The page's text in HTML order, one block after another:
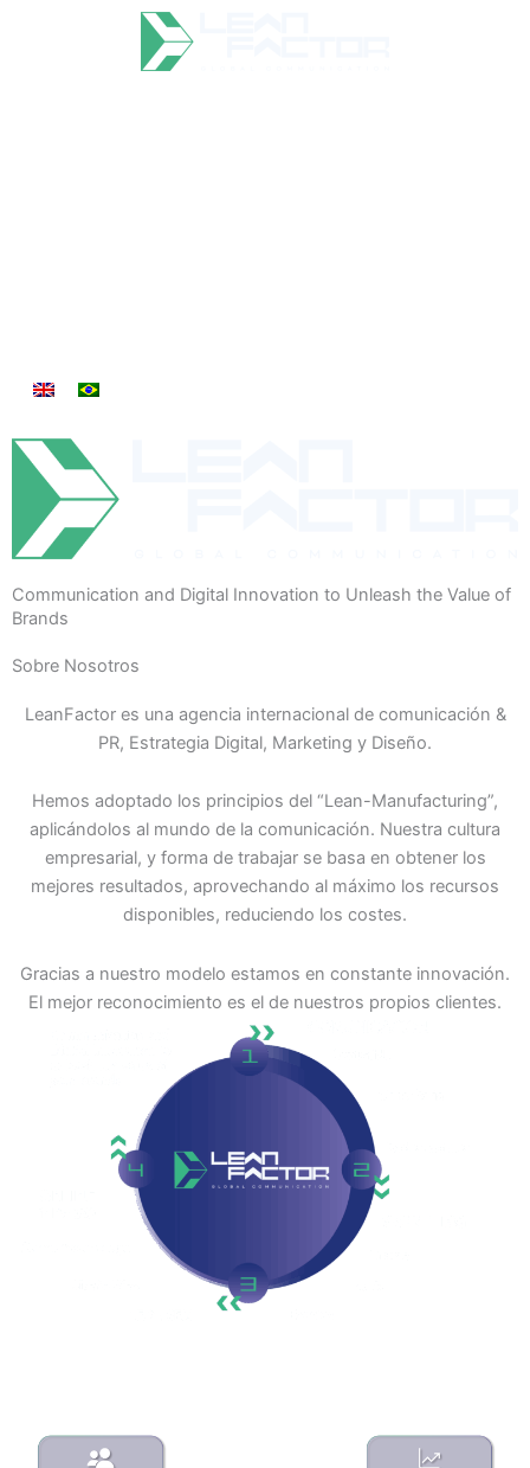
Communication and Digital Innovation to Unleash the Value of
Brands
Sobre Nosotros
LeanFactor es una agencia internacional de comunicación &
PR, Estrategia Digital, Marketing y Diseño.
Hemos adoptado los principios del “Lean-Manufacturing”,
aplicándolos al mundo de la comunicación. Nuestra cultura
empresarial, y forma de trabajar se basa en obtener los
mejores resultados, aprovechando al máximo los recursos
disponibles, reduciendo los costes.
Gracias a nuestro modelo estamos en constante innovación.
El mejor reconocimiento es el de nuestros propios clientes.